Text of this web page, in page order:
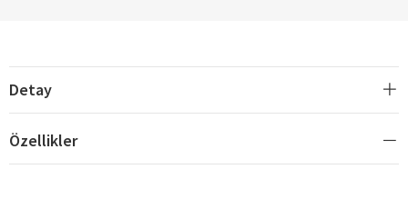
Detay
Özellikler